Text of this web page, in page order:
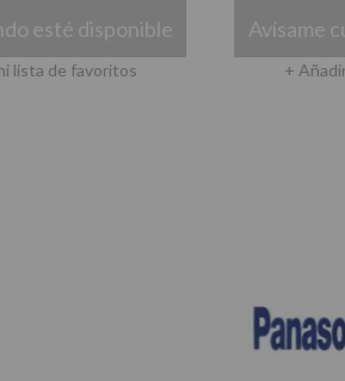
disponible
favoritos
Avísame
+ Añadir a mi